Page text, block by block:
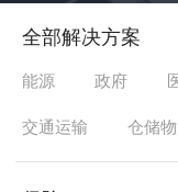
全部解决方案
能源 政府
交通运输
仓储